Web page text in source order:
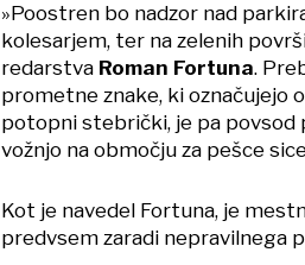
»Poostren bo nadzor nad
kolesarjem, ter na zelenih
redarstva Roman Fortuna.
prometne znake, ki označujejo
potopni stebrički, je pa povsod
vožnjo na območju za pešce
Kot je navedel Fortuna, je
predvsem zaradi nepravilnega